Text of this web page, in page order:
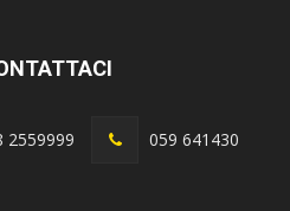
2559999 059 641430